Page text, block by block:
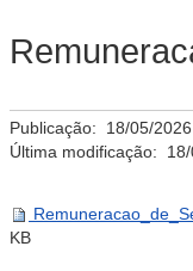
Publicação: 18/05/
Última modificação:
KB